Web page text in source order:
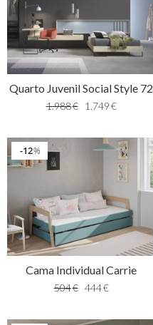
Quarto Juvenil Social Style 72
1.988€ 1.749€
%
12
Cama Individual Carrie
504€ 444€